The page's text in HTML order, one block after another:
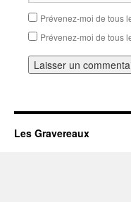
Prévenez-moi de tous
Prévenez-moi de tous
Les Gravereaux